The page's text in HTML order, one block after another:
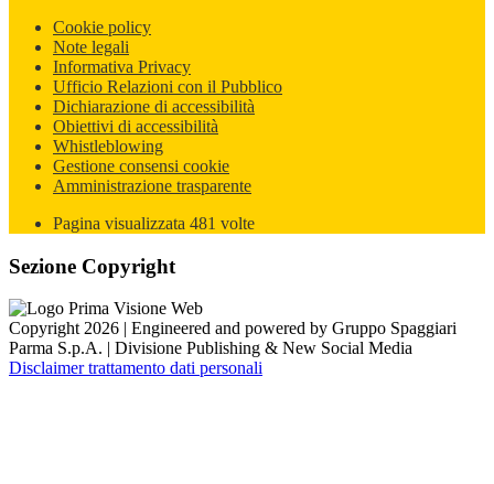
Cookie policy
Note legali
Informativa Privacy
Ufficio Relazioni con il Pubblico
Dichiarazione di accessibilità
Obiettivi di accessibilità
Whistleblowing
Gestione consensi cookie
Amministrazione trasparente
Pagina visualizzata 481 volte
Sezione Copyright
Copyright 2026 | Engineered and powered by Gruppo Spaggiari
Parma S.p.A. | Divisione Publishing & New Social Media
Disclaimer trattamento dati personali